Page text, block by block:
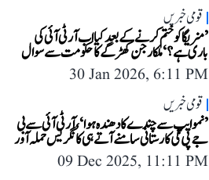
قومی خبریں
’منریگا کو ختم کرنے کے بعد کیا اب آر ٹی آئی کی
باری ہے؟‘ ملکارجن کھڑگے کا حکومت سے سوال
30 Jan 2026, 6:11 PM
قومی خبریں
’نمو ایپ سے چندے کا دھندہ ہوا‘، آر ٹی آئی سے بی
جے پی کی کارستانی سامنے آتے ہی کانگریس حملہ آور
09 Dec 2025, 11:11 PM